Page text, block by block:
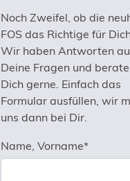
Noch Zweifel, ob die
FOS das Richtige für
Wir haben Antworten
Deine Fragen und
Dich gerne. Einfach das
Formular ausfüllen, wir
uns dann bei Dir.
Pflichtfeld
Name, Vorname*